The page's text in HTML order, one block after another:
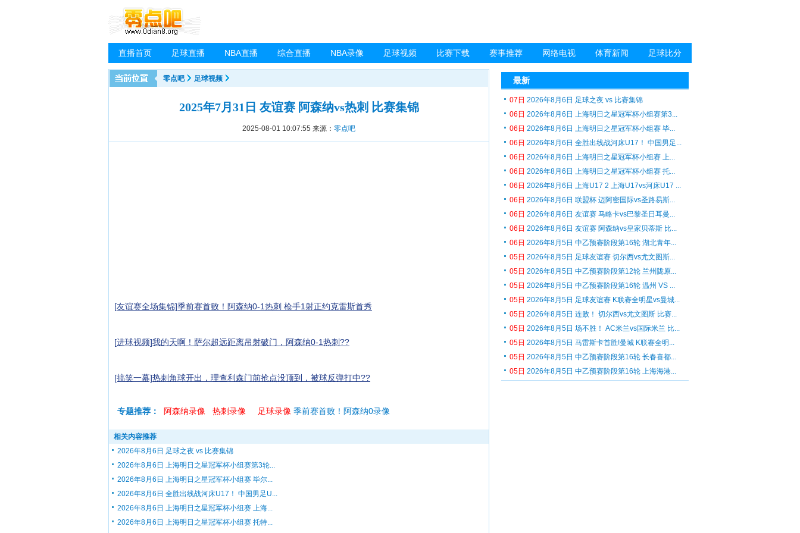
直播首页 足球直播 NBA直播 综合直播 NBA录像 足球视频 比赛下载 赛事推荐 网络电视 体育新闻 足球比分
零点吧 足球视频
2025年7月31日 友谊赛 阿森纳vs热刺 比赛集锦
2025-08-01 10:07:55 来源： 零点吧
[友谊赛全场集锦]季前赛首败！阿森纳0-1热刺 枪手1射正约克雷斯首秀
[进球视频]我的天啊！萨尔超远距离吊射破门，阿森纳0-1热刺??
[搞笑一幕]热刺角球开出，理查利森门前抢点没顶到，被球反弹打中??
专题推荐： 阿森纳录像 热刺录像 足球录像 季前赛首败！阿森纳0录像
相关内容推荐
2026年8月6日 足球之夜 vs 比赛集锦
2026年8月6日 上海明日之星冠军杯小组赛第3轮...
2026年8月6日 上海明日之星冠军杯小组赛 毕尔...
2026年8月6日 全胜出线战河床U17！ 中国男足U...
2026年8月6日 上海明日之星冠军杯小组赛 上海...
2026年8月6日 上海明日之星冠军杯小组赛 托特...
最新
07日 2026年8月6日 足球之夜 vs 比赛集锦
06日 2026年8月6日 上海明日之星冠军杯小组赛第3...
06日 2026年8月6日 上海明日之星冠军杯小组赛 毕...
06日 2026年8月6日 全胜出线战河床U17！ 中国男足...
06日 2026年8月6日 上海明日之星冠军杯小组赛 上...
06日 2026年8月6日 上海明日之星冠军杯小组赛 托...
06日 2026年8月6日 上海U17 2 上海U17vs河床U17 ...
06日 2026年8月6日 联盟杯 迈阿密国际vs圣路易斯...
06日 2026年8月6日 友谊赛 马略卡vs巴黎圣日耳曼...
06日 2026年8月6日 友谊赛 阿森纳vs皇家贝蒂斯 比...
06日 2026年8月5日 中乙预赛阶段第16轮 湖北青年...
05日 2026年8月5日 足球友谊赛 切尔西vs尤文图斯...
05日 2026年8月5日 中乙预赛阶段第12轮 兰州陇原...
05日 2026年8月5日 中乙预赛阶段第16轮 温州 VS ...
05日 2026年8月5日 足球友谊赛 K联赛全明星vs曼城...
05日 2026年8月5日 连败！ 切尔西vs尤文图斯 比赛...
05日 2026年8月5日 场不胜！ AC米兰vs国际米兰 比...
05日 2026年8月5日 马雷斯卡首胜!曼城 K联赛全明...
05日 2026年8月5日 中乙预赛阶段第16轮 长春喜都...
05日 2026年8月5日 中乙预赛阶段第16轮 上海海港...